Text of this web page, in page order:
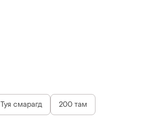
Туя смарагд 200 там